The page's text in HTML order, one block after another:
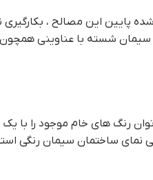
پایین این مصالح ،
سیمان شسته با عناوینی همچون
رنگ های خام موجود را با یک
نمای ساختمان سیمان رنگی